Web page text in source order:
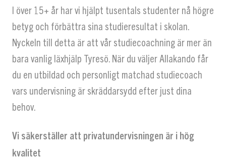
I över 15+ år har vi hjälpt tusentals studenter nå högre
betyg och förbättra sina studieresultat i skolan.
Nyckeln till detta är att vår studiecoachning är mer än
bara vanlig läxhjälp Tyresö. När du väljer Allakando får
du en utbildad och personligt matchad studiecoach
vars undervisning är skräddarsydd efter just dina
behov.
Vi säkerställer att privatundervisningen är i hög
kvalitet